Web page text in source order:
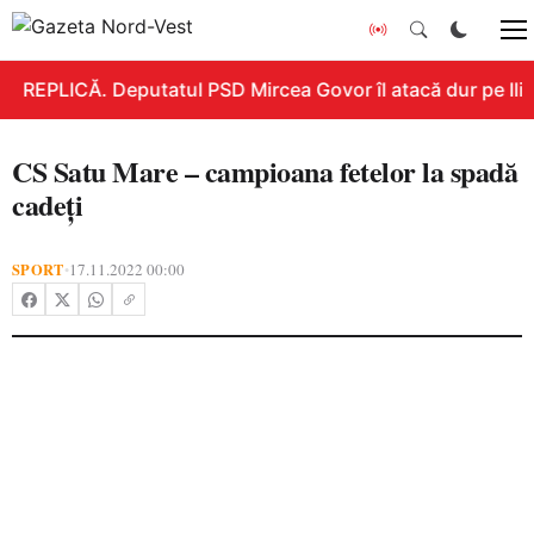
REPLICĂ. Deputatul PSD Mircea Govor îl atacă dur pe
CS Satu Mare – campioana fetelor la spadă
cadeți
SPORT•17.11.2022 00:00